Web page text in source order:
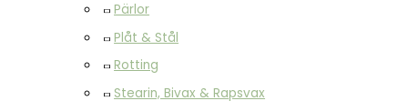
Pärlor
Plåt & Stål
Rotting
Stearin, Bivax & Rapsvax